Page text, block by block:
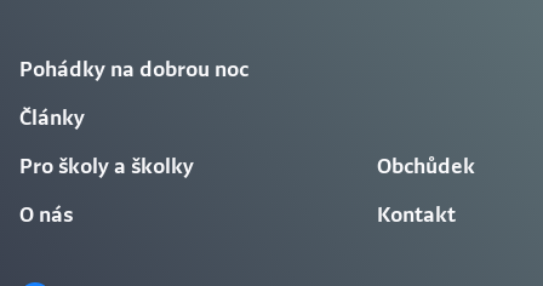
Pohádky na dobrou noc
Články
Pro školy a školky
O nás
Obchůdek
Kontakt